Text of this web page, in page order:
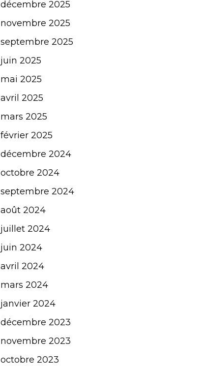
décembre 2025
novembre 2025
septembre 2025
juin 2025
mai 2025
avril 2025
mars 2025
février 2025
décembre 2024
octobre 2024
septembre 2024
août 2024
juillet 2024
juin 2024
avril 2024
mars 2024
janvier 2024
décembre 2023
novembre 2023
octobre 2023